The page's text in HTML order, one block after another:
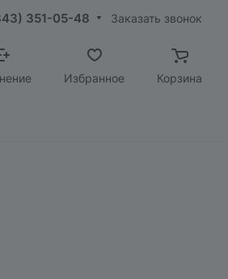
351-05-48 Заказать звонок
Избранное Корзина